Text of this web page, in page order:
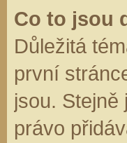
Co to jsou
Důležitá
první
jsou.
právo